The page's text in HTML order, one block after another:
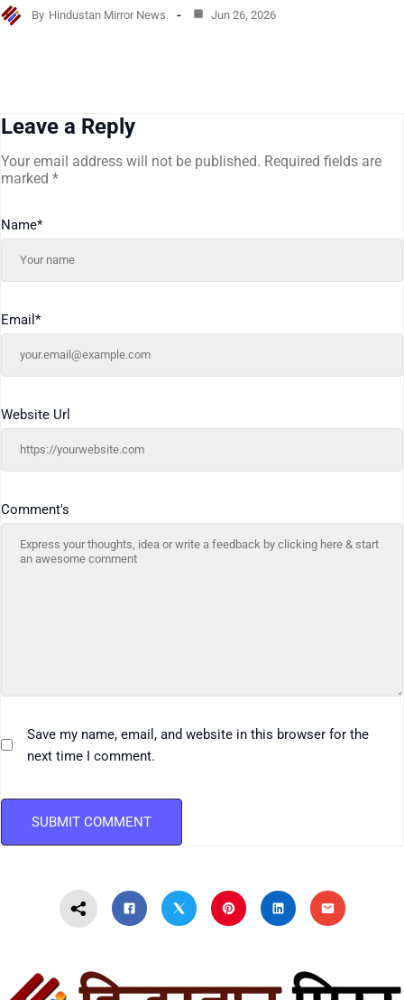
By Hindustan Mirror News Jun 26, 2026
Leave a Reply
Your email address will not be published. Required fields are
marked *
Comment's
Name*
Email *
Website Url
Save my name, email, and website in this browser for the
next time I comment.